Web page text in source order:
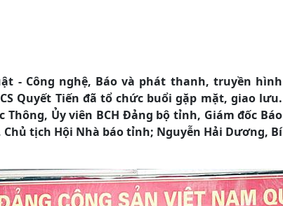
- Công nghệ, Báo và phát thanh, truyền hình
Quyết Tiến đã tổ chức buổi gặp mặt, giao lưu.
Ủy viên BCH Đảng bộ tỉnh, Giám đốc Báo
tịch Hội Nhà báo tỉnh; Nguyễn Hải Dương, Bí